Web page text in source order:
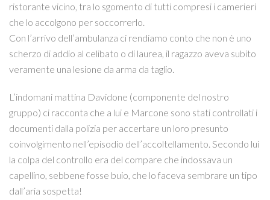
ristorante vicino, tra lo sgomento di tutti compresi i camerieri
che lo accolgono per soccorrerlo.
Con l’arrivo dell’ambulanza ci rendiamo conto che non è uno
scherzo di addio al celibato o di laurea, il ragazzo aveva subito
veramente una lesione da arma da taglio.
L’indomani mattina Davidone (componente del nostro
gruppo) ci racconta che a lui e Marcone sono stati controllati i
documenti dalla polizia per accertare un loro presunto
coinvolgimento nell’episodio dell’accoltellamento. Secondo lui
la colpa del controllo era del compare che indossava un
capellino, sebbene fosse buio, che lo faceva sembrare un tipo
dall’aria sospetta!